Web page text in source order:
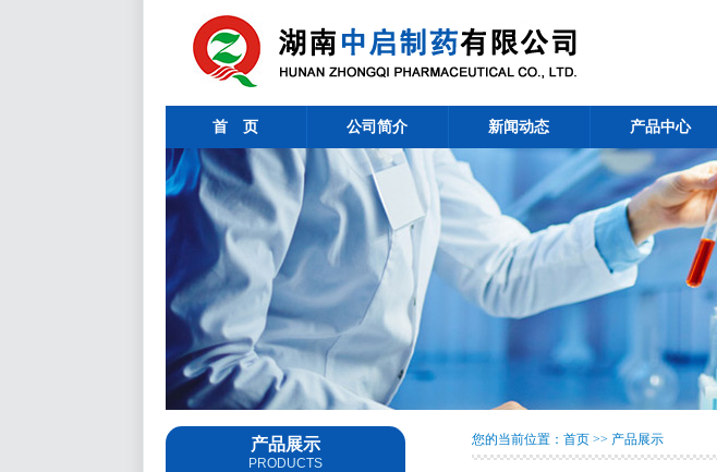
首 页 公司简介 新闻动态 产品中心
产品展示
PRODUCTS
您的当前位置：首页 >> 产品展示